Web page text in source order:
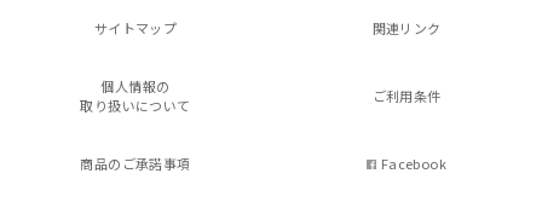
サイトマップ 関連リンク
個人情報の
取り扱いについて
ご利用条件
商品のご承諾事項 Facebook